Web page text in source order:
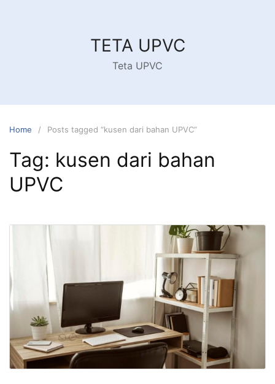
TETA UPVC
Teta UPVC
Home Posts tagged “kusen dari bahan UPVC”
Tag: kusen dari bahan
UPVC